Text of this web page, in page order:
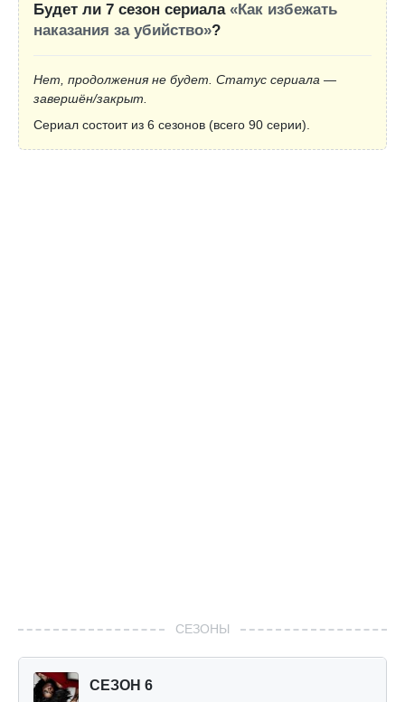
Будет ли 7 сезон сериала «Как избежать
наказания за убийство»?
Нет, продолжения не будет. Статус сериала —
завершён/закрыт.
Сериал состоит из 6 сезонов (всего 90 серии).
СЕЗОНЫ
СЕЗОН 6